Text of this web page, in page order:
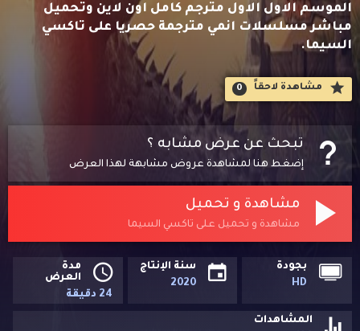
الموسم الاول الاول مترجم كامل اون لاين وتحميل
مباشر مسلسلات انمي مترجمة حصريا على تاكسي
السيما.
مشاهدة لاحقاََ 0
تبحث عن عرض مشابه ؟
إضغط هنا لمشاهدة عروض مشابهة لهذا العرض
مشاهدة و تحميل
مشاهدة و تحميل على تاكسي السيما
بجودة
HD
سنة الإنتاج
2020
مدة
العرض
24 دقيقة
المشاهدات